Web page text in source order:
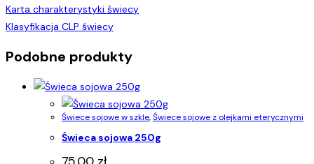
Karta charakterystyki świecy
Klasyfikacja CLP świecy
Podobne produkty
Świece sojowe w szkle,Świece sojowe z olejkami eterycznymi
Świeca sojowa 250g